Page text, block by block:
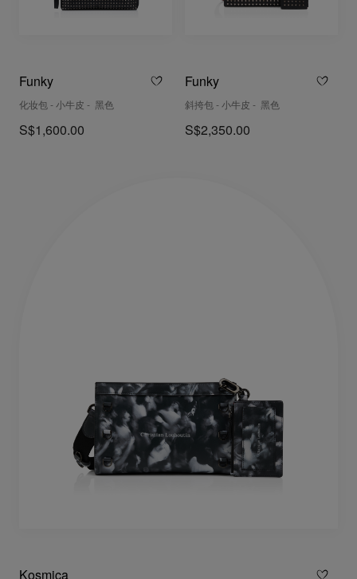
Funky
化妆包 - 小牛皮 - 黑色
S$1,600.00
Funky
斜挎包 - 小牛皮 - 黑色
S$2,350.00
Kosmica